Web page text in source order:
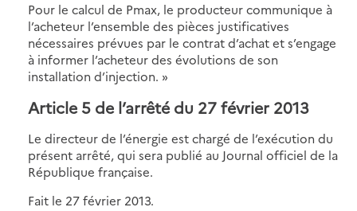
Pour le calcul de Pmax, le producteur communique à
l’acheteur l’ensemble des pièces justificatives
nécessaires prévues par le contrat d’achat et s’engage
à informer l’acheteur des évolutions de son
installation d’injection. »
Article 5 de l’arrêté du 27 février 2013
Le directeur de l’énergie est chargé de l’exécution du
présent arrêté, qui sera publié au Journal officiel de la
République française.
Fait le 27 février 2013.